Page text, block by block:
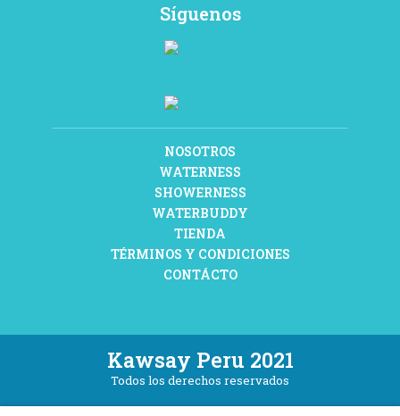
Síguenos
NOSOTROS
WATERNESS
SHOWERNESS
WATERBUDDY
TIENDA
TÉRMINOS Y CONDICIONES
CONTÁCTO
Kawsay Peru 2021
Todos los derechos reservados